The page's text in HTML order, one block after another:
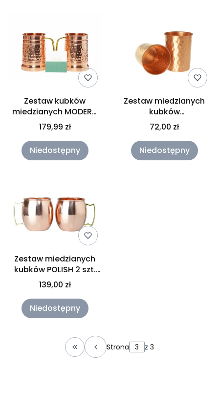
Zestaw kubków
miedzianych MODERN
POLISH 2 x 250 ml
Gisane
179,99 zł
Niedostępny
Zestaw miedzianych
kubków
młoteczkowany
satynowy 2 x 250 ml
Gisane
72,00 zł
Niedostępny
Zestaw miedzianych
kubków POLISH 2 szt.
500 ml Orient
139,00 zł
Niedostępny
Wróć do pierwszej strony z
Strona z 3